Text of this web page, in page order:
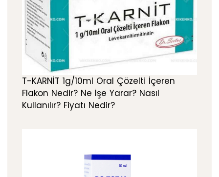
T-KARNİT 1g/10ml Oral Çözelti İçeren
Flakon Nedir? Ne İşe Yarar? Nasıl
Kullanılır? Fiyatı Nedir?